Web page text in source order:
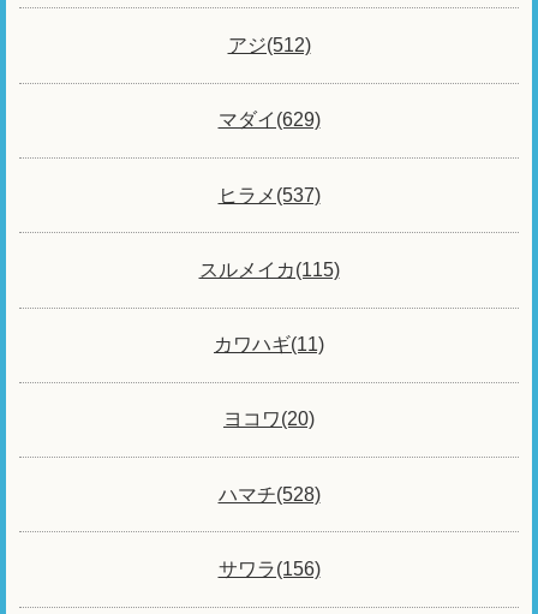
アジ(512)
マダイ(629)
ヒラメ(537)
スルメイカ(115)
カワハギ(11)
ヨコワ(20)
ハマチ(528)
サワラ(156)